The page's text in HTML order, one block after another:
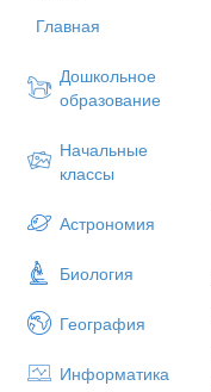
Главная
Дошкольное
образование
Начальные
классы
Астрономия
Биология
География
Информатика